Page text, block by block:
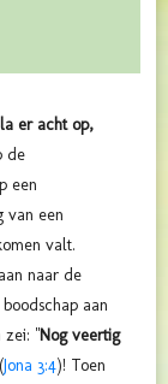
er acht op,
de
een
van een
valt.
naar de
aan
zei: "Nog veertig
Jona 3:4)! Toen